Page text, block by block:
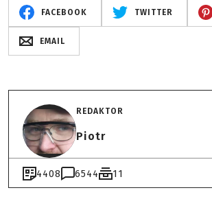
FACEBOOK TWITTER
EMAIL
REDAKTOR
Piotr
4408 6544 11